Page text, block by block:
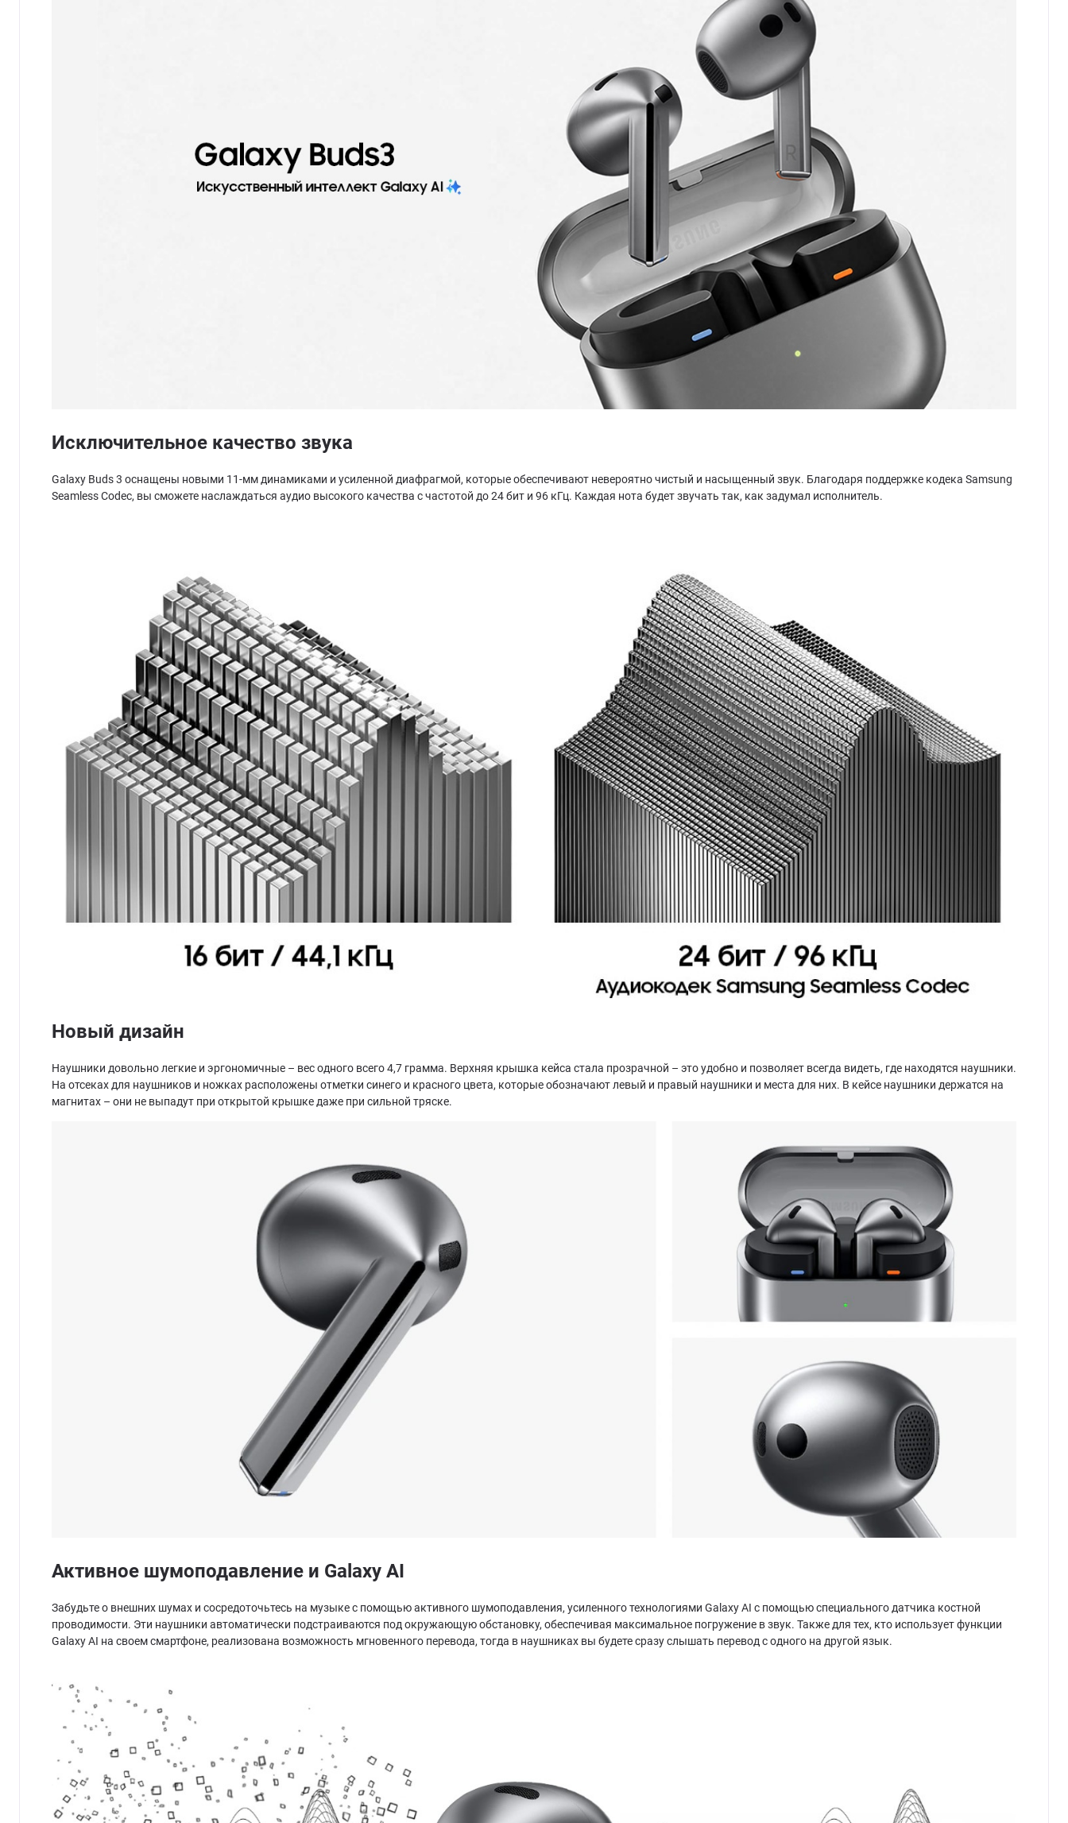
Исключительное качество звука
Galaxy Buds 3 оснащены новыми 11-мм динамиками и усиленной диафрагмой, которые обеспечивают невероятно чистый и насыщенный звук. Благодаря поддержке кодека Samsung
Seamless Codec, вы сможете наслаждаться аудио высокого качества с частотой до 24 бит и 96 кГц. Каждая нота будет звучать так, как задумал исполнитель.
Новый дизайн
Наушники довольно легкие и эргономичные – вес одного всего 4,7 грамма. Верхняя крышка кейса стала прозрачной – это удобно и позволяет всегда видеть, где находятся наушники.
На отсеках для наушников и ножках расположены отметки синего и красного цвета, которые обозначают левый и правый наушники и места для них. В кейсе наушники держатся на
магнитах – они не выпадут при открытой крышке даже при сильной тряске.
Активное шумоподавление и Galaxy AI
Забудьте о внешних шумах и сосредоточьтесь на музыке с помощью активного шумоподавления, усиленного технологиями Galaxy AI с помощью специального датчика костной
проводимости. Эти наушники автоматически подстраиваются под окружающую обстановку, обеспечивая максимальное погружение в звук. Также для тех, кто использует функции
Galaxy AI на своем смартфоне, реализована возможность мгновенного перевода, тогда в наушниках вы будете сразу слышать перевод с одного на другой язык.